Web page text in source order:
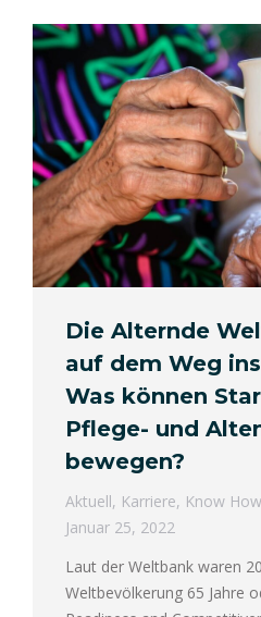
Die Alternde
auf dem Weg
Was können
Pflege- und
bewegen?
Aktuell, Karriere, Know How
Januar 25, 2022
Laut der Weltbank waren
Weltbevölkerung 65 Jahre